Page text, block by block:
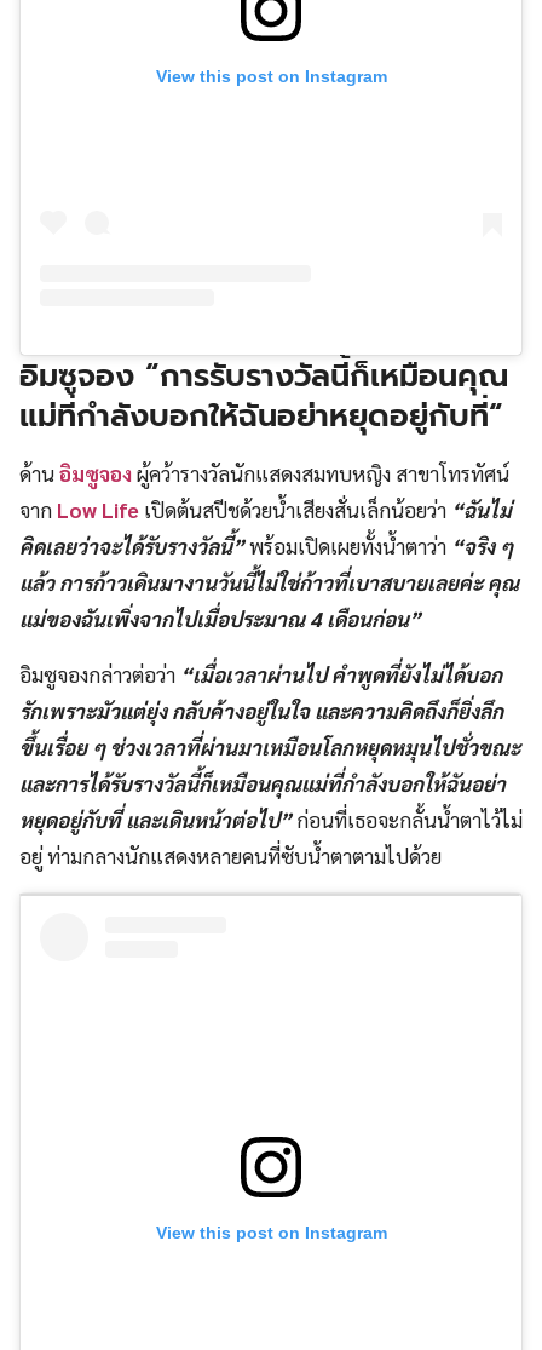
View this post on Instagram
อิมซูจอง “การรับรางวัลนี้ก็เหมือนคุณ
แม่ที่กำลังบอกให้ฉันอย่าหยุดอยู่กับที่“
ด้านอิมซูจองผู้คว้ารางวัลนักแสดงสมทบหญิง สาขาโทรทัศน์
จาก Low Life เปิดต้นสปีชด้วยน้ำเสียงสั่นเล็กน้อยว่า “ฉันไม่
คิดเลยว่าจะได้รับรางวัลนี้”พร้อมเปิดเผยทั้งน้ำตาว่า “จริง ๆ
แล้ว การก้าวเดินมางานวันนี้ไม่ใช่ก้าวที่เบาสบายเลยค่ะ คุณ
แม่ของฉันเพิ่งจากไปเมื่อประมาณ 4 เดือนก่อน”
อิมซูจองกล่าวต่อว่า “เมื่อเวลาผ่านไป คำพูดที่ยังไม่ได้บอก
รักเพราะมัวแต่ยุ่ง กลับค้างอยู่ในใจ และความคิดถึงก็ยิ่งลึก
ขึ้นเรื่อย ๆ ช่วงเวลาที่ผ่านมาเหมือนโลกหยุดหมุนไปชั่วขณะ
และการได้รับรางวัลนี้ก็เหมือนคุณแม่ที่กำลังบอกให้ฉันอย่า
หยุดอยู่กับที่ และเดินหน้าต่อไป”ก่อนที่เธอจะกลั้นน้ำตาไว้ไม่
อยู่ ท่ามกลางนักแสดงหลายคนที่ซับน้ำตาตามไปด้วย
View this post on Instagram